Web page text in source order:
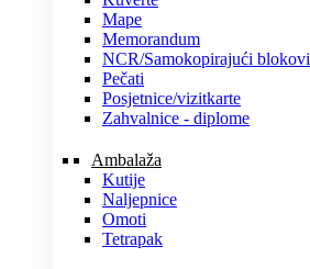
Mape
Memorandum
NCR/Samokopirajući blokovi
Pečati
Posjetnice/vizitkarte
Zahvalnice - diplome
Ambalaža
Kutije
Naljepnice
Omoti
Tetrapak